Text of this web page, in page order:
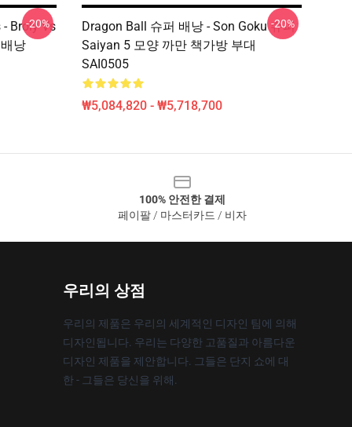
Broly Vs
낭
-20%
Dragon Ball 슈퍼 배낭 - Son Goku 슈퍼
Saiyan 5 모양 까만 책가방 부대
SAI0505
₩5,084,820 - ₩5,718,700
-20%
100% 안전한 결제
페이팔 / 마스터카드 / 비자
우리의 상점
우리의 제품은 우리의 세계적인 디자인 팀에 의해
디자인됩니다. 우리는 다양한 고품질과 아름다운
디자인 제품을 제안합니다. 그들은 단지 쇼에 대
한 - 그들은 당신을 위해.